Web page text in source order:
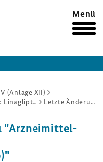
Menü
(Anlage XII)
Arzneimittel-Richtlinie/Anlage XII: Linagliptin (Absatz 5b)
Letzte Änderungen
"Arzneimittel-​